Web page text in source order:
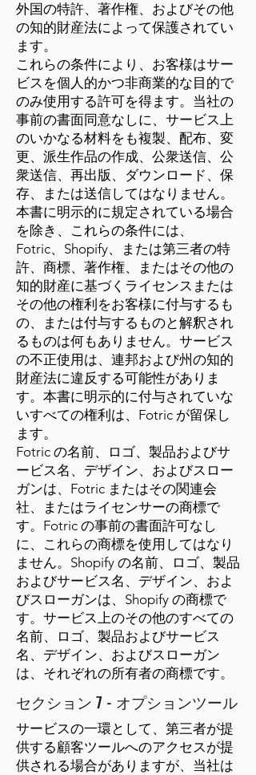
外国の特許、著作権、およびその他
の知的財産法によって保護されてい
ます。
これらの条件により、お客様はサー
ビスを個人的かつ非商業的な目的で
のみ使用する許可を得ます。当社の
事前の書面同意なしに、サービス上
のいかなる材料をも複製、配布、変
更、派生作品の作成、公衆送信、公
衆送信、再出版、ダウンロード、保
存、または送信してはなりません。
本書に明示的に規定されている場合
を除き、これらの条件には、
Fotric、Shopify、または第三者の特
許、商標、著作権、またはその他の
知的財産に基づくライセンスまたは
その他の権利をお客様に付与するも
の、または付与するものと解釈され
るものは何もありません。サービス
の不正使用は、連邦および州の知的
財産法に違反する可能性がありま
す。本書に明示的に付与されていな
いすべての権利は、Fotric が留保し
ます。
Fotric の名前、ロゴ、製品およびサ
ービス名、デザイン、およびスロー
ガンは、Fotric またはその関連会
社、またはライセンサーの商標で
す。Fotric の事前の書面許可なし
に、これらの商標を使用してはなり
ません。Shopify の名前、ロゴ、製品
およびサービス名、デザイン、およ
びスローガンは、Shopify の商標で
す。サービス上のその他のすべての
名前、ロゴ、製品およびサービス
名、デザイン、およびスローガン
は、それぞれの所有者の商標です。
セクション 7 - オプションツール
サービスの一環として、第三者が提
供する顧客ツールへのアクセスが提
供される場合がありますが、当社は